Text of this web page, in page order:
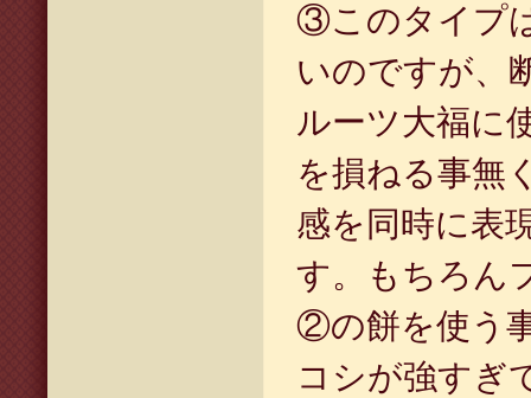
③このタイプ
いのですが、
ルーツ大福に
を損ねる事無
感を同時に表
す。もちろん
②の餅を使う
コシが強すぎ